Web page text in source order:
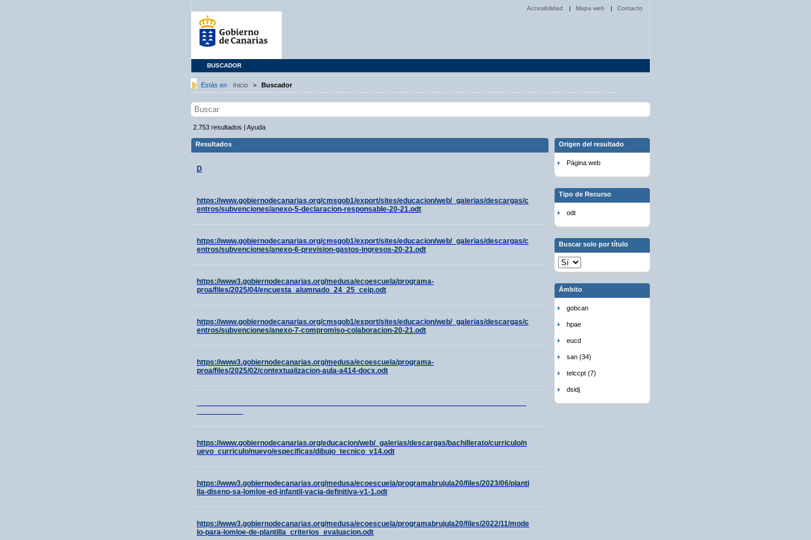
Accesibilidad | Mapa web | Contacto
BUSCADOR
Estás en Inicio > Buscador
2.753 resultados | Ayuda
Resultados
D
https://www.gobiernodecanarias.org/cmsgob1/export/sites/educacion/web/_galerias/descargas/c
entros/subvenciones/anexo-5-declaracion-responsable-20-21.odt
https://www.gobiernodecanarias.org/cmsgob1/export/sites/educacion/web/_galerias/descargas/c
entros/subvenciones/anexo-6-prevision-gastos-ingresos-20-21.odt
https://www3.gobiernodecanarias.org/medusa/ecoescuela/programa-
proa/files/2025/04/encuesta_alumnado_24_25_ceip.odt
https://www.gobiernodecanarias.org/cmsgob1/export/sites/educacion/web/_galerias/descargas/c
entros/subvenciones/anexo-7-compromiso-colaboracion-20-21.odt
https://www3.gobiernodecanarias.org/medusa/ecoescuela/programa-
proa/files/2025/02/contextualizacion-aula-a414-docx.odt
https://www.gobiernodecanarias.org/educacion/web/_galerias/descargas/bachillerato/curriculo/n
uevo_curriculo/nuevo/especificas/dibujo_tecnico_v14.odt
https://www3.gobiernodecanarias.org/medusa/ecoescuela/programabrujula20/files/2023/06/planti
lla-diseno-sa-lomloe-ed-infantil-vacia-definitiva-v1-1.odt
https://www3.gobiernodecanarias.org/medusa/ecoescuela/programabrujula20/files/2022/11/mode
lo-para-lomloe-de-plantilla_criterios_evaluacion.odt
Origen del resultado
Página web
Tipo de Recurso
odt
Buscar solo por título
Ámbito
gobcan
hpae
eucd
san (34)
telccpt (7)
dsidj